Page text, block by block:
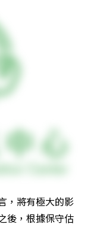
，將有極大的影
後，根據保守估